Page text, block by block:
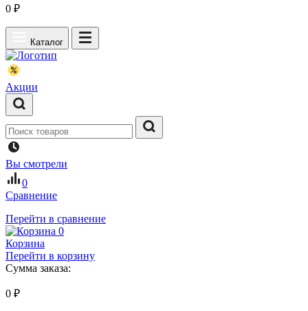
0 ₽
Каталог
Акции
Вы смотрели
0
Сравнение
Перейти в сравнение
0
Корзина
Перейти в корзину
Сумма заказа:
0 ₽